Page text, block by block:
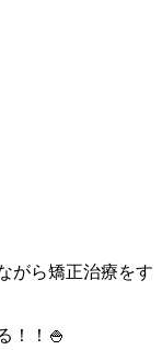
がら矯正治療をす
！！🍚